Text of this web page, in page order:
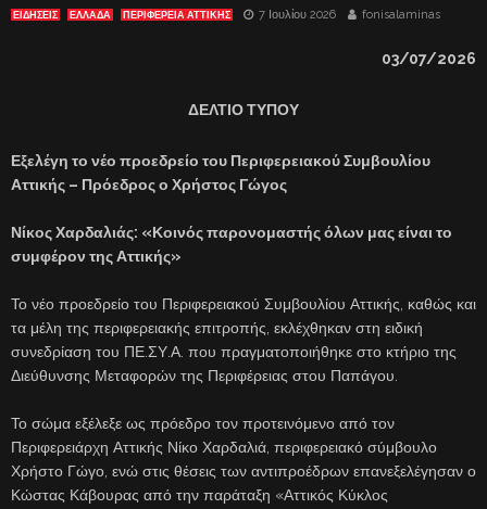
ΕΙΔΗΣΕΙΣ ΕΛΛΑΔΑ ΠΕΡΙΦΕΡΕΙΑ ΑΤΤΙΚΗΣ 7 Ιουλίου 2026 fonisalaminas
03/07/2026
ΔΕΛΤΙΟ ΤΥΠΟΥ
Εξελέγη το νέο προεδρείο του Περιφερειακού Συμβουλίου
Αττικής – Πρόεδρος ο Χρήστος Γώγος
Νίκος Χαρδαλιάς: «Κοινός παρονομαστής όλων μας είναι το
συμφέρον της Αττικής»
Το νέο προεδρείο του Περιφερειακού Συμβουλίου Αττικής, καθώς και
τα μέλη της περιφερειακής επιτροπής, εκλέχθηκαν στη ειδική
συνεδρίαση του ΠΕ.ΣΥ.Α. που πραγματοποιήθηκε στο κτήριο της
Διεύθυνσης Μεταφορών της Περιφέρειας στου Παπάγου.
Το σώμα εξέλεξε ως πρόεδρο τον προτεινόμενο από τον
Περιφερειάρχη Αττικής Νίκο Χαρδαλιά, περιφερειακό σύμβουλο
Χρήστο Γώγο, ενώ στις θέσεις των αντιπροέδρων επανεξελέγησαν ο
Κώστας Κάβουρας από την παράταξη «Αττικός Κύκλος